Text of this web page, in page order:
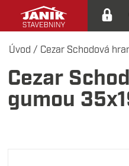
Úvod / Cezar Schodová
Cezar
gumou